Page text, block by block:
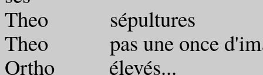
Theo sépultures
Theo pas une once
Ortho élevés...